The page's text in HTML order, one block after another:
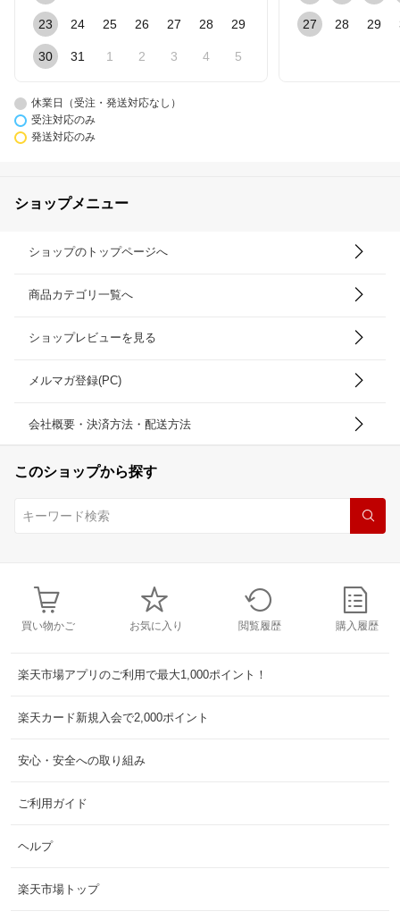
23 24 25 26 27 28 29
30 31 1 2 3 4 5
27 28 29
休業日（受注・発送対応なし）
受注対応のみ
発送対応のみ
ショップメニュー
ショップのトップページへ
商品カテゴリ一覧へ
ショップレビューを見る
メルマガ登録(PC)
会社概要・決済方法・配送方法
このショップから探す
買い物かご お気に入り 閲覧履歴 購入履歴
楽天市場アプリのご利用で最大1,000ポイント！
楽天カード新規入会で2,000ポイント
安心・安全への取り組み
ご利用ガイド
ヘルプ
楽天市場トップ